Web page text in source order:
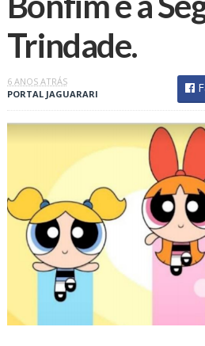
Trindade.
6 ANOS ATRÁS
PORTAL JAGUARARI